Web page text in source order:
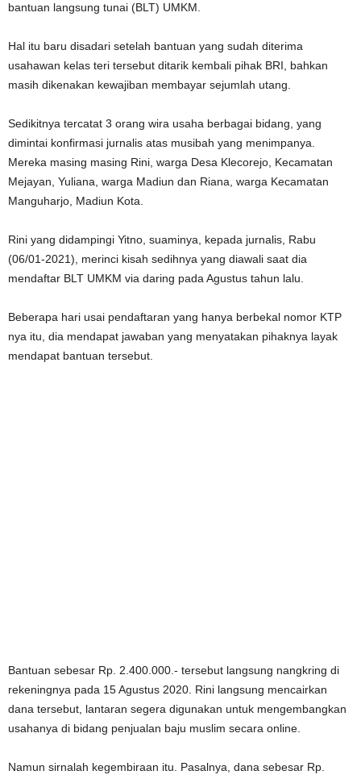
bantuan langsung tunai (BLT) UMKM.
Hal itu baru disadari setelah bantuan yang sudah diterima
usahawan kelas teri tersebut ditarik kembali pihak BRI, bahkan
masih dikenakan kewajiban membayar sejumlah utang.
Sedikitnya tercatat 3 orang wira usaha berbagai bidang, yang
dimintai konfirmasi jurnalis atas musibah yang menimpanya.
Mereka masing masing Rini, warga Desa Klecorejo, Kecamatan
Mejayan, Yuliana, warga Madiun dan Riana, warga Kecamatan
Manguharjo, Madiun Kota.
Rini yang didampingi Yitno, suaminya, kepada jurnalis, Rabu
(06/01-2021), merinci kisah sedihnya yang diawali saat dia
mendaftar BLT UMKM via daring pada Agustus tahun lalu.
Beberapa hari usai pendaftaran yang hanya berbekal nomor KTP
nya itu, dia mendapat jawaban yang menyatakan pihaknya layak
mendapat bantuan tersebut.
Bantuan sebesar Rp. 2.400.000.- tersebut langsung nangkring di
rekeningnya pada 15 Agustus 2020. Rini langsung mencairkan
dana tersebut, lantaran segera digunakan untuk mengembangkan
usahanya di bidang penjualan baju muslim secara online.
Namun sirnalah kegembiraan itu. Pasalnya, dana sebesar Rp.